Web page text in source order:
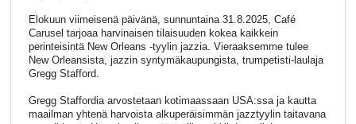
Elokuun viimeisenä päivänä, sunnuntaina 31.8.2025, Café
Carusel tarjoaa harvinaisen tilaisuuden kokea kaikkein
perinteisintä New Orleans -tyylin jazzia. Vieraaksemme tulee
New Orleansista, jazzin syntymäkaupungista, trumpetisti-laulaja
Gregg Stafford.
Gregg Staffordia arvostetaan kotimaassaan USA:ssa ja kautta
maailman yhtenä harvoista alkuperäisimmän jazztyylin taitavana